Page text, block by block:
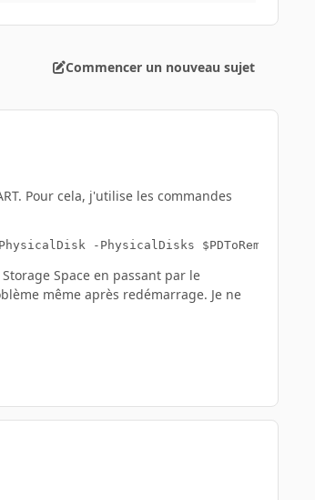
Commencer un nouveau sujet
Pour cela, j'utilise les commandes
-PhysicalDisks $PDToRemove -
Space en passant par le
même après redémarrage. Je ne